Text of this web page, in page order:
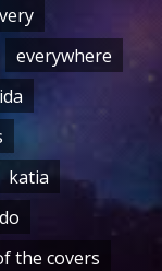
everywhere
katia
the covers